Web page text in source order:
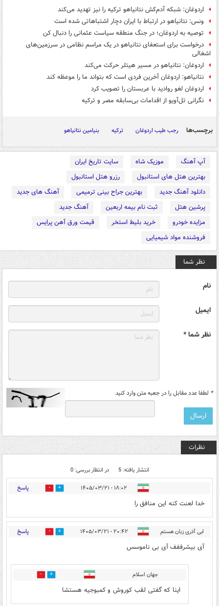
اردوغان: شبکه آدم‌کش نتانیاهو ترکیه را نیز تهدید می‌کند
ونس: نتانیاهو در ارتباط با ایران دچار اشتباهاتی شده است
توصیه به اردوغان؛ در جنگ منطقه سیاست عثمانی را دنبال کن
درخواست برای استعفای نتانیاهو در یک مراسم نظامی در سرزمین‌های
اشغالی
اردوغان: نتانیاهو در مسیر هیتلر حرکت می‌کند
نتانیاهو: اردوغان آخرین فردی است که بتواند ما را موعظه کند
اردوغان لغو روادید با عربستان را تصویب کرد
نگرانی تل‌آویو از اقدامات بی‌سابقه مصر و ترکیه
برچسب‌ها رجب طیب اردوغان ترکیه بنیامین نتانیاهو
آپ آهنگ موزیک شاه
سایت تاریخ ایران
بهترین هتل های استانبول
رزرو هتل استانبول
دانلود آهنگ جدید
بهترین جراح بینی ترمیمی
آهنگ های جدید
پرشین هتل
ثبت نام بیمه اربعین
آهنگ جدید
مزایده خودرو
خرید بلیط استخر
قیمت ورق آهن پرایس
فروشنده مواد شیمیایی
نظر شما
نام
ایمیل
نظر شما *
* لطفا عدد مقابل را در جعبه متن وارد کنید
نظرات
انتشار یافته: 5 در انتظار بررسی: 0
۱۸:۰۲ - ۱۴۰۵/۰۳/۲۱ 3 پاسخ
خدا لعنت کنه این منافق را
ابی آذری زبان هستم ۲۰:۴۲ - ۱۴۰۵/۰۳/۲۱ 2 پاسخ
آی بیشرففف آی بی ناموسس
جهان اسلام 1
اینا که گفتی لقب کوروش و کمبوجیه هستشا